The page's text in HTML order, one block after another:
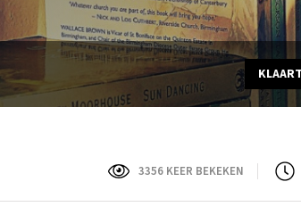
3356 KEER BEKEKEN